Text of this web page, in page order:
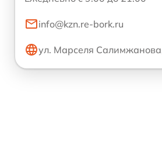
info@kzn.re-bork.ru
ул. Марселя